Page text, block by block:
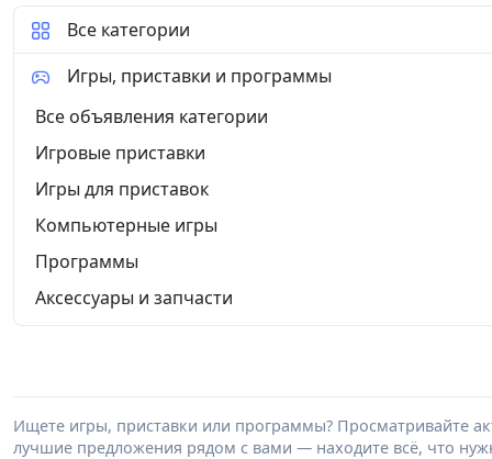
Все категории
Игры, приставки и программы
Все объявления категории
Игровые приставки
Игры для приставок
Компьютерные игры
Программы
Аксессуары и запчасти
Ищете игры, приставки или программы? Просматривайте
лучшие предложения рядом с вами — находите всё, что